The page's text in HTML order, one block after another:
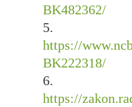
BK482362/
https://
BK222318/
https://